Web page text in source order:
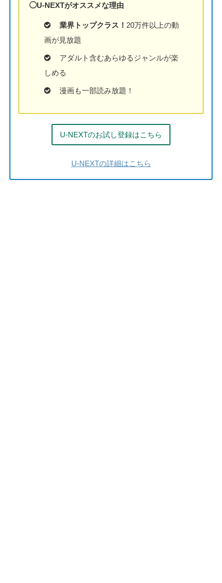
◯U-NEXTがオススメな理由
業界トップクラス！ 20万件以上の動
画が見放題
アダルト含むあらゆるジャンルが楽
しめる
漫画も一部読み放題！
U-NEXTのお試し登録はこちら
U-NEXTの詳細はこちら